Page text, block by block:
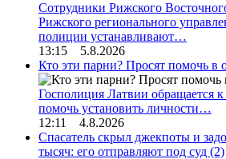
Сотрудники Рижского
Рижского регионального
полиции устанавливают…
13:15 5.8.2026
Кто эти парни? Просят помочь в
Госполиция Латвии обращается
помочь установить личности…
12:11 4.8.2026
Спасатель скрыл джекпоты и
тысяч: его отправляют под суд (2)